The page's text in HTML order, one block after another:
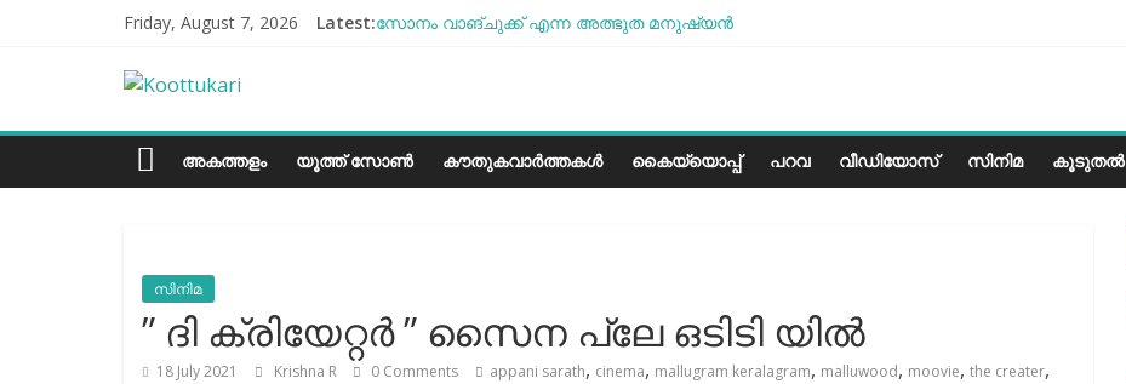
Friday, August 7, 2026 Latest:സോനം വാങ്ചുക്ക് എന്ന അത്ഭുത മനുഷ്യന്‍
ചില്ലുഭരണിയിലെ പാരീസ് മിഠായികള്‍
Koottukari
Kottukariഅകത്തളം യൂത്ത് സോൺ കൗതുകവാർത്തകൾ കൈയ്യൊപ്പ് പറവ വീഡിയോസ് സിനിമ കൂടുതൽ
സിനിമ
” ദി ക്രിയേറ്റർ ” സൈന പ്ലേ ഒടിടി യിൽ
18 July 2021 Krishna R 0 Comments appani sarath, cinema, mallugram keralagram, malluwood, moovie, the creater,